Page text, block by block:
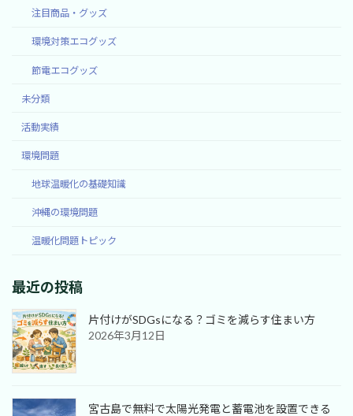
注目商品・グッズ
環境対策エコグッズ
節電エコグッズ
未分類
活動実績
環境問題
地球温暖化の基礎知識
沖縄の環境問題
温暖化問題トピック
最近の投稿
片付けがSDGsになる？ゴミを減らす住まい方
2026年3月12日
宮古島で無料で太陽光発電と蓄電池を設置できる